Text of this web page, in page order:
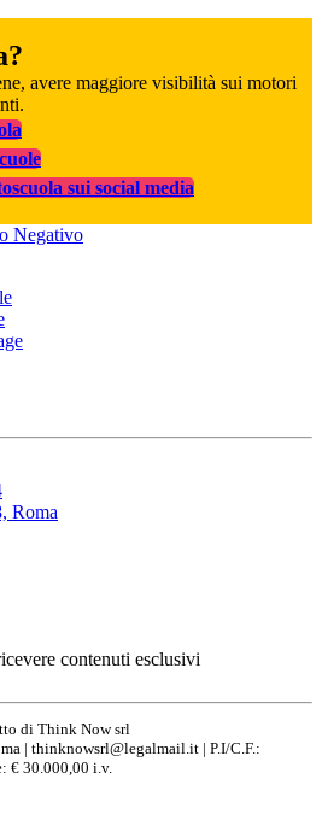
avere maggiore visibilità sui motori
sui social media
Roma
contenuti esclusivi
di Think Now srl
| thinknowsrl@legalmail.it | P.I/C.F.:
€ 30.000,00 i.v.